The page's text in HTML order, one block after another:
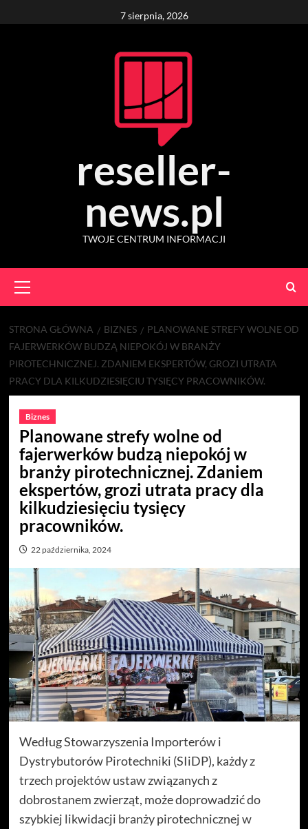
to
7 sierpnia, 2026
reseller-
news.pl
TWOJE CENTRUM INFORMACJI
Menu
STRONA GŁÓWNA BIZNES
PLANOWANE STREFY WOLNE OD
FAJERWERKÓW BUDZĄ NIEPOKÓJ W BRANŻY
PIROTECHNICZNEJ. ZDANIEM EKSPERTÓW, GROZI UTRATA
PRACY DLA KILKUDZIESIĘCIU TYSIĘCY PRACOWNIKÓW.
Biznes
Planowane strefy wolne od
fajerwerków budzą niepokój w
branży pirotechnicznej. Zdaniem
ekspertów, grozi utrata pracy dla
kilkudziesięciu tysięcy
pracowników.
22 października, 2024
Według Stowarzyszenia Importerów i
Dystrybutorów Pirotechniki (SIiDP), każdy z
trzech projektów ustaw związanych z
dobrostanem zwierząt, może doprowadzić do
szybkiej likwidacji branży pirotechnicznej w